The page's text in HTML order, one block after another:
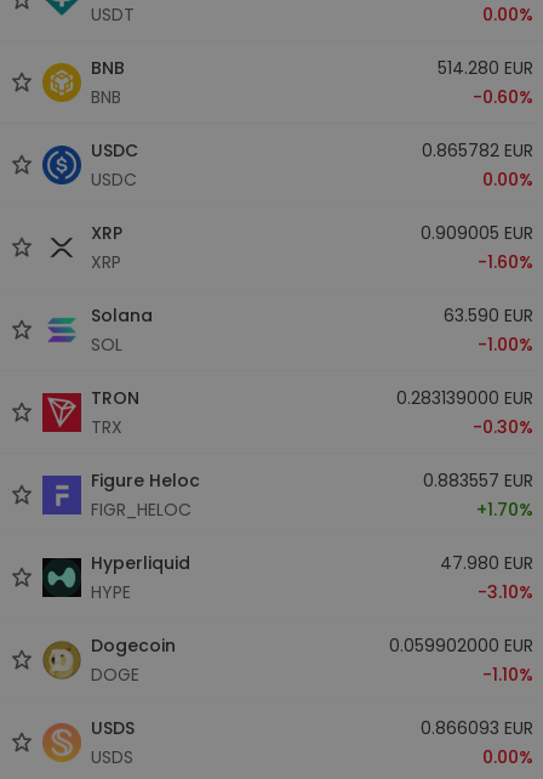
USDT
0.00%
BNB
BNB
514.280 EUR
-0.60%
USDC
USDC
0.865782 EUR
0.00%
XRP
XRP
0.909005 EUR
-1.60%
Solana
SOL
63.590 EUR
-1.00%
TRON
TRX
0.283139000 EUR
-0.30%
Figure Heloc
FIGR_HELOC
0.883557 EUR
+1.70%
Hyperliquid
HYPE
47.980 EUR
-3.10%
Dogecoin
DOGE
0.059902000 EUR
-1.10%
USDS
USDS
0.866093 EUR
0.00%